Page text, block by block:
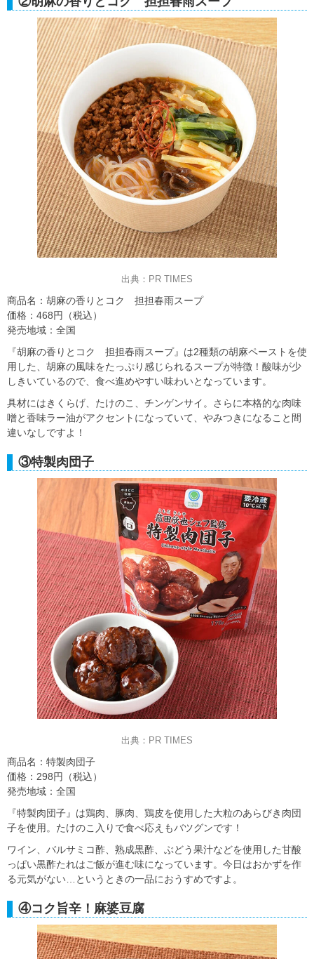
出典：PR TIMES
商品名：胡麻の香りとコク 担担春雨スープ
価格：468円（税込）
発売地域：全国
『胡麻の香りとコク 担担春雨スープ』は2種類の胡麻ペーストを使
用した、胡麻の風味をたっぷり感じられるスープが特徴！酸味が少
しきいているので、食べ進めやすい味わいとなっています。
具材にはきくらげ、たけのこ、チンゲンサイ。さらに本格的な肉味
噌と香味ラー油がアクセントになっていて、やみつきになること間
違いなしですよ！
③特製肉団子
出典：PR TIMES
商品名：特製肉団子
価格：298円（税込）
発売地域：全国
『特製肉団子』は鶏肉、豚肉、鶏皮を使用した大粒のあらびき肉団
子を使用。たけのこ入りで食べ応えもバツグンです！
ワイン、バルサミコ酢、熟成黒酢、ぶどう果汁などを使用した甘酸
っぱい黒酢たれはご飯が進む味になっています。今日はおかずを作
る元気がない…というときの一品におうすめですよ。
④コク旨辛！麻婆豆腐